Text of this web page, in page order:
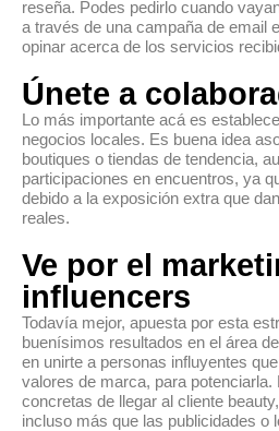
reseña. Podes pedirlo cuando
a través de una campaña de email
opinar acerca de los servicios
Únete a
Lo más importante acá es
negocios locales. Es buena idea
boutiques o tiendas de tendencia,
participaciones en encuentros, ya
debido a la exposición extra que
reales.
Ve por el
influencers
Todavía mejor, apuesta por esta
buenísimos resultados en el área
en unirte a personas influyentes
valores de marca, para
concretas de llegar al cliente
incluso más que las publicidades o